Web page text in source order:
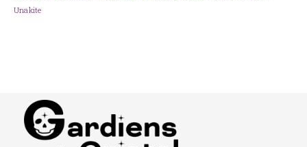
Unakite